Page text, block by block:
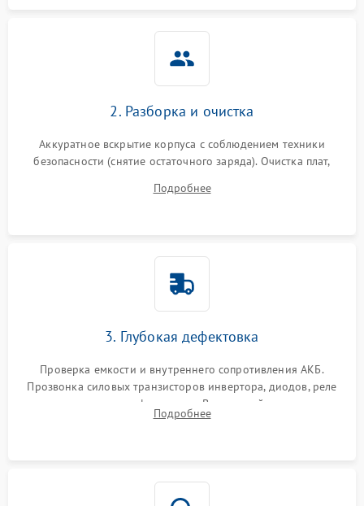
2. Разборка и очистка
Аккуратное вскрытие корпуса с соблюдением техники
безопасности (снятие остаточного заряда). Очистка плат,
и кистей для предотвращения перегрева и замыканий.
Подробнее
3. Глубокая дефектовка
Проверка емкости и внутреннего сопротивления АКБ.
Прозвонка силовых транзисторов инвертора, диодов, реле
переключения и трансформатора. Визуальный поиск вздутых
конденсаторов и прогаров на печатной плате.
Подробнее